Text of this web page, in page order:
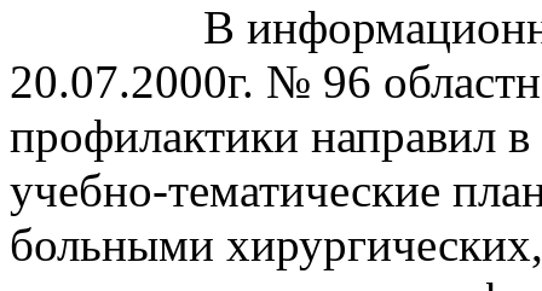
В
20.07.2000г. № 96
профилактики направил
учебно-тематические
больными